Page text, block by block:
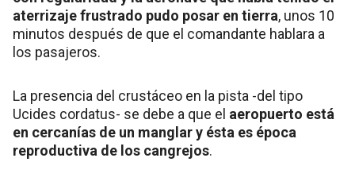
aterrizaje frustrado pudo posar en tierra, unos 10
minutos después de que el comandante hablara a
los pasajeros.
La presencia del crustáceo en la pista -del tipo
Ucides cordatus- se debe a que el aeropuerto está
en cercanías de un manglar y ésta es época
reproductiva de los cangrejos.